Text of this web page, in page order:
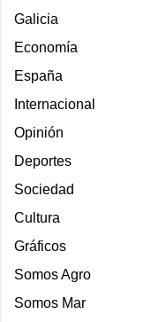
Galicia
Economía
España
Internacional
Opinión
Deportes
Sociedad
Cultura
Gráficos
Somos Agro
Somos Mar